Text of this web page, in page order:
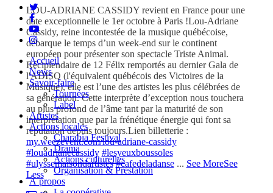
LOU-ADRIANE CASSIDY revient en France pour une
date exceptionnelle le 1er octobre à Paris !Lou-Adriane
Cassidy, reine incontestée de la musique québécoise,
débarque le temps d’un week-end sur le continent
européen pour présenter son spectacle Triste Animal.
Récipiendaire de 12 Félix remportés au dernier Gala de
l'ADISQ (l'équivalent québécois des Victoires de la
Musique), elle est l’une des artistes les plus célébrées de
sa génération. Cette interprète d’exception nous touchera
au plus profond de l’âme tant par la maturité de son
interprétation que par la frénétique énergie qui font sa
réputation depuis toujours.Lien billetterie :
my.weezevent.com/lou-adriane-cassidy
#louadrianecassidy #lesyeuxboussoles
#ulyssemaisondartistes #cafedeladanse ... See MoreSee
Less
twitter
facebook
youtube
instagram
Close
Menu
Accueil
News
Savoir-faire
Tournées
Label
Artistes
Actions locales
Charabia Festival
Drama
Actions culturelles
Organisation & Prestation
À propos